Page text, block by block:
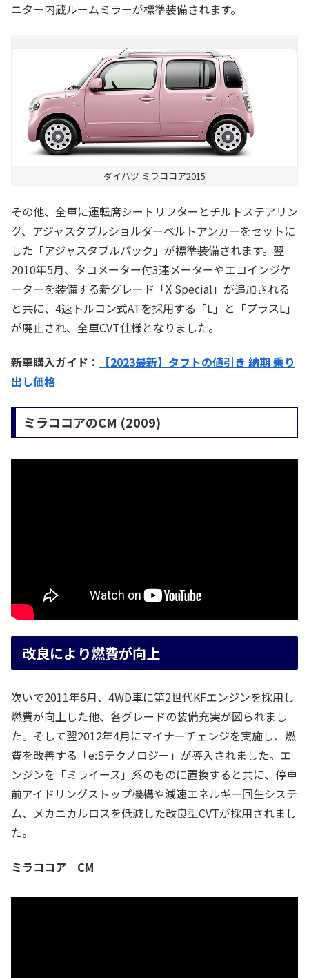
ニター内蔵ルームミラーが標準装備されます。
ダイハツ ミラココア2015
その他、全車に運転席シートリフターとチルトステアリン
グ、アジャスタブルショルダーベルトアンカーをセットに
した「アジャスタブルパック」が標準装備されます。翌
2010年5月、タコメーター付3連メーターやエコインジケ
ーターを装備する新グレード「X Special」が追加される
と共に、4速トルコン式ATを採用する「L」と「プラスL」
が廃止され、全車CVT仕様となりました。
新車購入ガイド：
【2023最新】タフトの値引き 納期 乗り
出し価格
ミラココアのCM (2009)
改良により燃費が向上
次いで2011年6月、4WD車に第2世代KFエンジンを採用し
燃費が向上した他、各グレードの装備充実が図られまし
た。そして翌2012年4月にマイナーチェンジを実施し、燃
費を改善する「e:Sテクノロジー」が導入されました。エ
ンジンを「ミライース」系のものに置換すると共に、停車
前アイドリングストップ機構や減速エネルギー回生システ
ム、メカニカルロスを低減した改良型CVTが採用されまし
た。
ミラココア CM